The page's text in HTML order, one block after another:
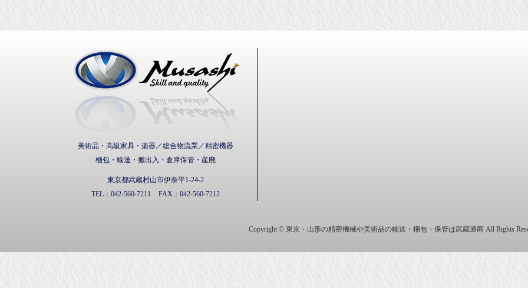
美術品・高級家具・楽器／総合物流業／精密機器
梱包・輸送・搬出入・倉庫保管・産廃
東京都武蔵村山市伊奈平1-24-2
TEL： 042-560-7211 FAX： 042-560-7212
Copyright © 東京・山形の精密機械や美術品の輸送・梱包・保管は武蔵通商 All Rights